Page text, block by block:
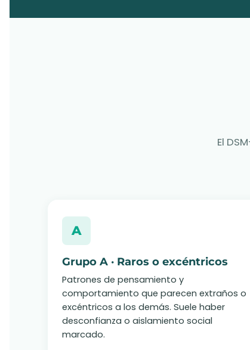
El
A
Grupo A · Raros o excéntricos
Patrones de pensamiento y
comportamiento que parecen extraños o
excéntricos a los demás. Suele haber
desconfianza o aislamiento social
marcado.